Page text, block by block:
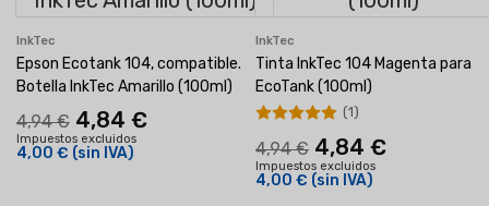
InkTec
Epson Ecotank 104, compatible.
Botella InkTec Amarillo (100ml)
4,94 € 4,84 €
Impuestos excluidos
4,00 € (sin IVA)
InkTec
Tinta InkTec 104 Magenta para
EcoTank (100ml)
4,94 € 4,84 €
Impuestos excluidos
4,00 € (sin IVA)
(1)